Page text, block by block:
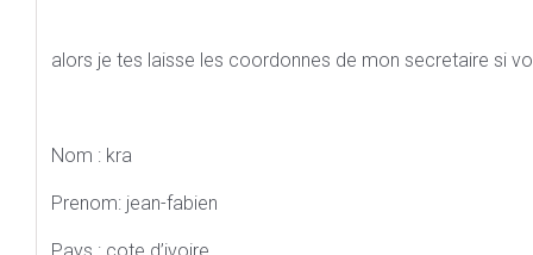
alors je tes laisse les coordonnes de mon secretaire si
Nom : kra
Prenom: jean-fabien